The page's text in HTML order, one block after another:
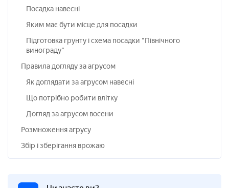
Посадка навесні
Яким має бути місце для посадки
Підготовка грунту і схема посадки "Північного
винограду"
Правила догляду за агрусом
Як доглядати за агрусом навесні
Що потрібно робити влітку
Догляд за агрусом восени
Розмноження агрусу
Збір і зберігання врожаю